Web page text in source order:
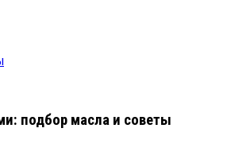
подбор масла и советы